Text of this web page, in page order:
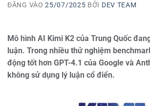
ĐĂNG VÀO25/07/2025 BỞI DEV TEAM
Mô hình AI Kimi K2 của Trung Quốc
luận. Trong nhiều thử nghiệm
động tốt hơn GPT-4.1 của Google và
không sử dụng lý luận cổ điển.